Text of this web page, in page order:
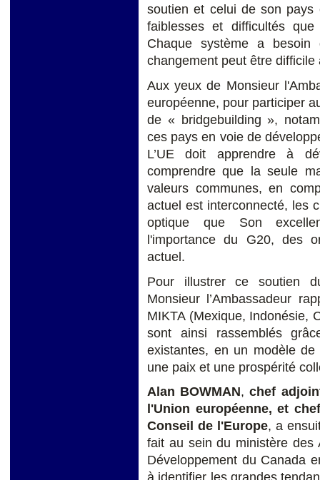
soutien et celui de son pays
faiblesses et difficultés
Chaque système a
changement peut être difficile
Aux yeux de Monsieur
européenne, pour participer
de « bridgebuilding »,
ces pays en voie de
L’UE doit apprendre à
comprendre que la seule
valeurs communes, en
actuel est interconnecté, les
optique que Son
l'importance du G20, des
actuel.
Pour illustrer ce soutien
Monsieur l’Ambassadeur
MIKTA (Mexique, Indonésie,
sont ainsi rassemblés
existantes, en un modèle de
une paix et une prospérité
Alan BOWMAN,chef
l'Union européenne, et
Conseil de l'Europe, a
fait au sein du ministère des
Développement du Canada